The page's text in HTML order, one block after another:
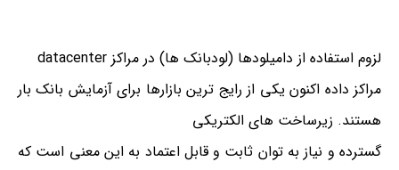
لزوم استفاده از دامیلودها (لودبانک ها) در مراکز datacenter
مراکز داده اکنون یکی از رایج ترین بازارها برای آزمایش بانک بار
هستند. زیرساخت های الکتریکی
گسترده و نیاز به توان ثابت و قابل اعتماد به این معنی است که